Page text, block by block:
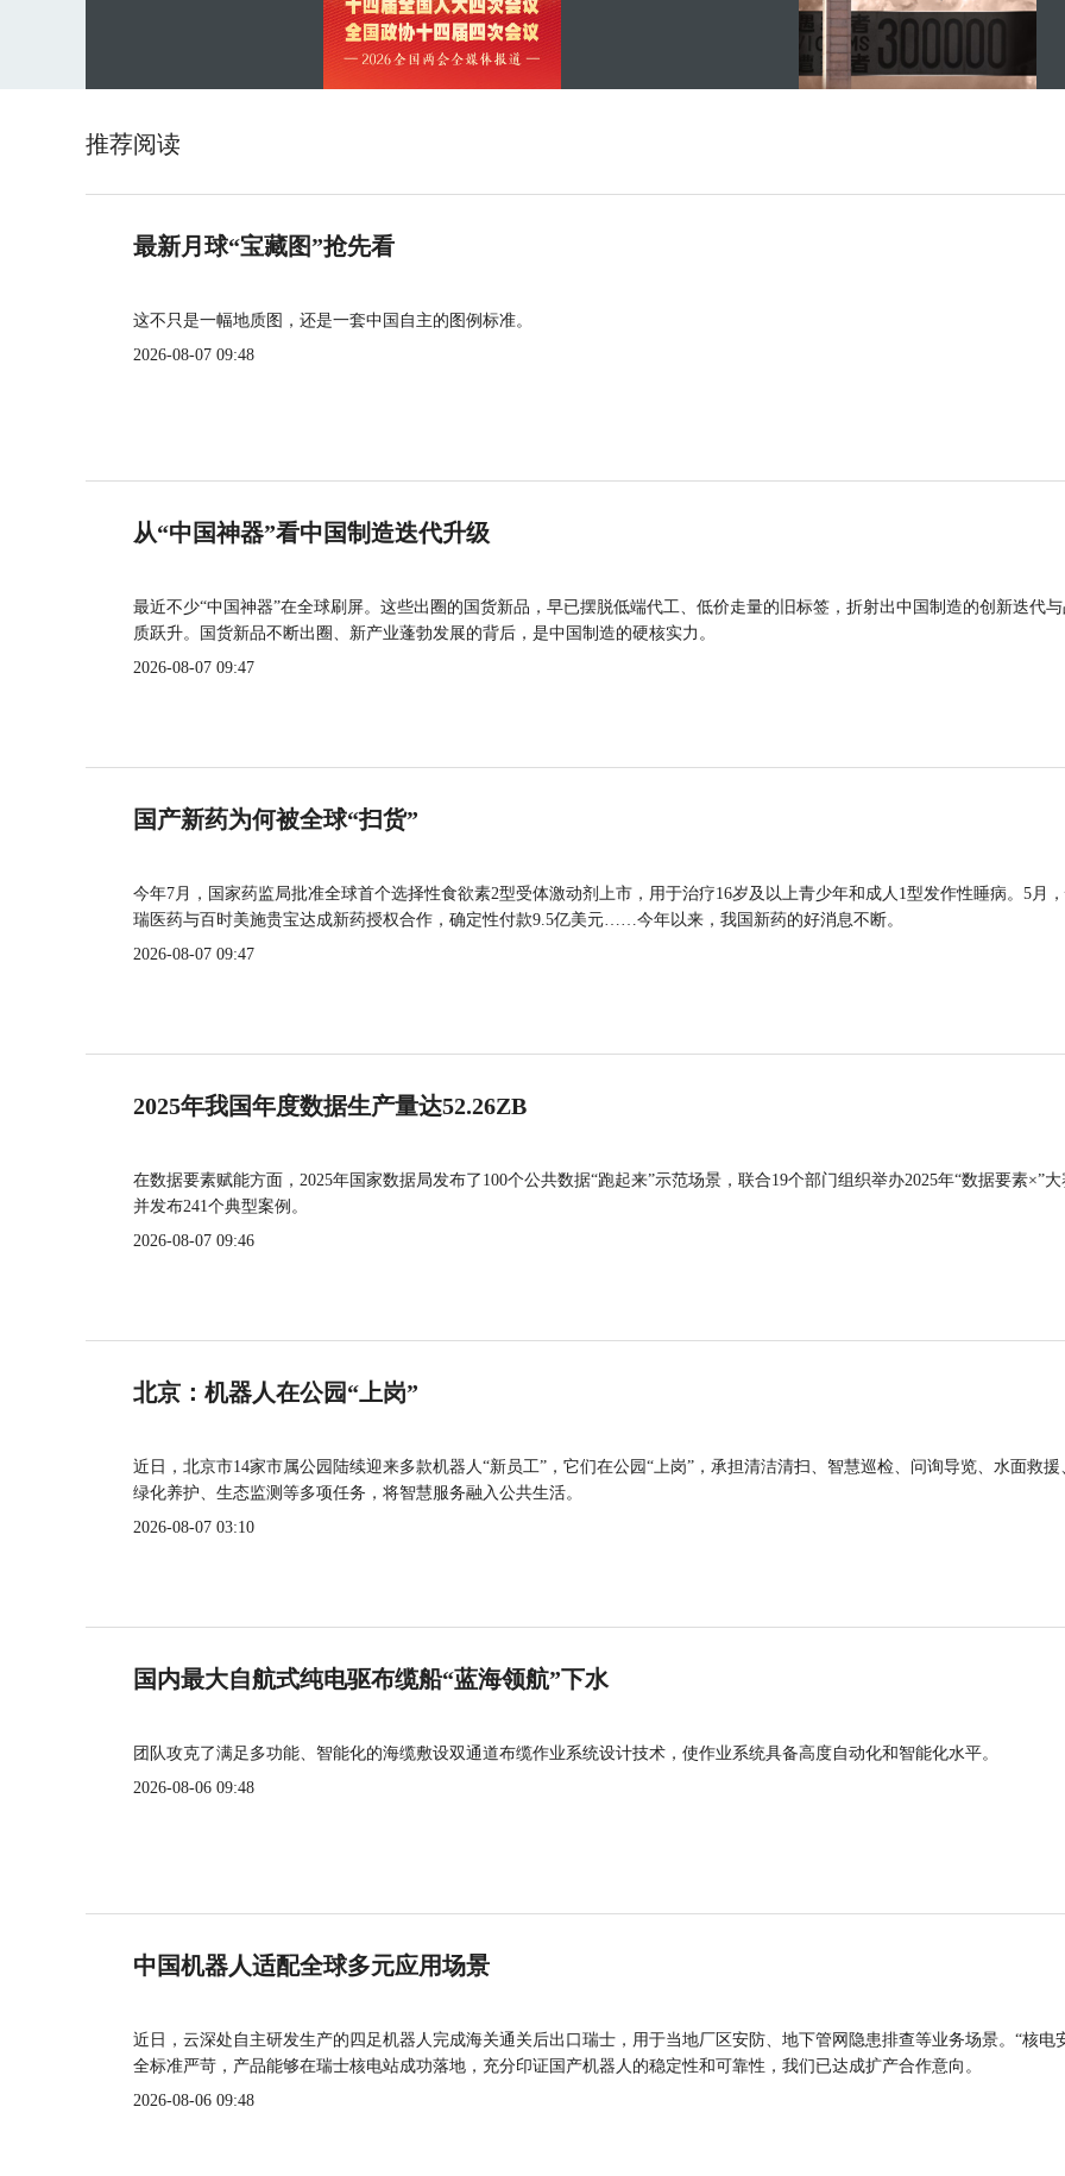
推荐阅读
最新月球“宝藏图”抢先看
这不只是一幅地质图，还是一套中国自主的图例标准。
2026-08-07 09:48
从“中国神器”看中国制造迭代升级
最近不少“中国神器”在全球刷屏。这些出圈的国货新品，早已摆脱低端代工、低价走量的旧标签，折射出中国制造的创新迭代
质跃升。国货新品不断出圈、新产业蓬勃发展的背后，是中国制造的硬核实力。
2026-08-07 09:47
国产新药为何被全球“扫货”
今年7月，国家药监局批准全球首个选择性食欲素2型受体激动剂上市，用于治疗16岁及以上青少年和成人1型发作性睡病。5月
瑞医药与百时美施贵宝达成新药授权合作，确定性付款9.5亿美元……今年以来，我国新药的好消息不断。
2026-08-07 09:47
2025年我国年度数据生产量达52.26ZB
在数据要素赋能方面，2025年国家数据局发布了100个公共数据“跑起来”示范场景，联合19个部门组织举办2025年“数据要素×”大
并发布241个典型案例。
2026-08-07 09:46
北京：机器人在公园“上岗”
近日，北京市14家市属公园陆续迎来多款机器人“新员工”，它们在公园“上岗”，承担清洁清扫、智慧巡检、问询导览、水面救援
绿化养护、生态监测等多项任务，将智慧服务融入公共生活。
2026-08-07 03:10
国内最大自航式纯电驱布缆船“蓝海领航”下水
团队攻克了满足多功能、智能化的海缆敷设双通道布缆作业系统设计技术，使作业系统具备高度自动化和智能化水平。
2026-08-06 09:48
中国机器人适配全球多元应用场景
近日，云深处自主研发生产的四足机器人完成海关通关后出口瑞士，用于当地厂区安防、地下管网隐患排查等业务场景。“核电
全标准严苛，产品能够在瑞士核电站成功落地，充分印证国产机器人的稳定性和可靠性，我们已达成扩产合作意向。
2026-08-06 09:48